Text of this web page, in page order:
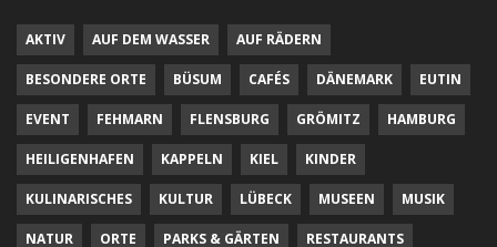
AKTIV AUF DEM WASSER AUF RÄDERN
BESONDERE ORTE BÜSUM CAFÉS DÄNEMARK EUTIN
EVENT FEHMARN FLENSBURG GRÖMITZ HAMBURG
HEILIGENHAFEN KAPPELN KIEL KINDER
KULINARISCHES KULTUR LÜBECK MUSEEN MUSIK
NATUR ORTE PARKS & GÄRTEN RESTAURANTS